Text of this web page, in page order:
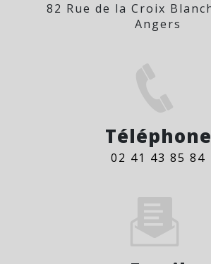
82 Rue de la Croix Blanche, 49100
Angers
Téléphone
02 41 43 85 84